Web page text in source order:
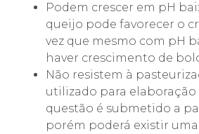
Podem crescer em pH
queijo pode favorecer o
vez que mesmo com pH
haver crescimento de
Não resistem à
utilizado para
questão é submetido a
porém poderá existir uma